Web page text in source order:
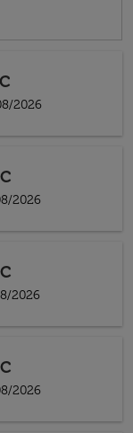
2026
2026
2026
2026